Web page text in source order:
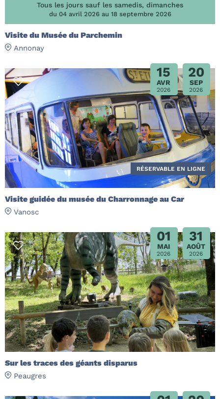
Tous les jours sauf les samedis, dimanches
du 04 avril 2026 au 18 septembre 2026
Visite du Musée du Parchemin
Annonay
15
AVR
2026
20
SEP
2026
Visite guidée du musée du Charronnage au Car
Vanosc
RÉSERVABLE EN LIGNE
01
MAI
2026
31
AOÛT
2026
Sur les traces des géants disparus
Peaugres